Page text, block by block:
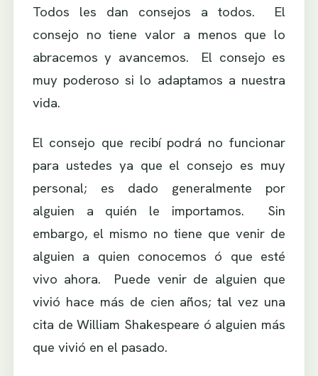
Todos les dan consejos a todos. El
consejo no tiene valor a menos que lo
abracemos y avancemos. El consejo es
muy poderoso si lo adaptamos a nuestra
vida.
El consejo que recibí podrá no funcionar
para ustedes ya que el consejo es muy
personal; es dado generalmente por
alguien a quién le importamos. Sin
embargo, el mismo no tiene que venir de
alguien a quien conocemos ó que esté
vivo ahora. Puede venir de alguien que
vivió hace más de cien años; tal vez una
cita de William Shakespeare ó alguien más
que vivió en el pasado.